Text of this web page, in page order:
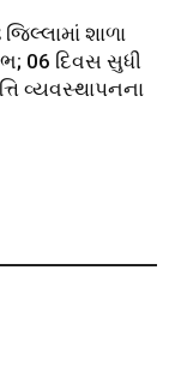
શાળા
06 દિવસ સુધી
વ્યવસ્થાપનના